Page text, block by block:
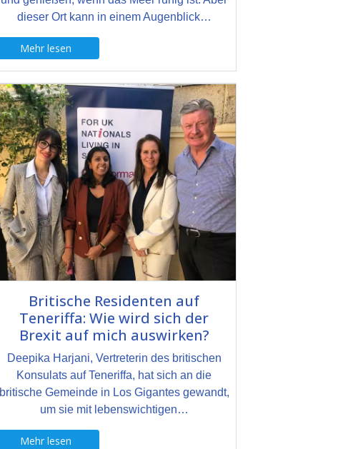
dieser Ort kann in einem Augenblick…
Mehr lesen
Britische Residenten auf
Teneriffa: Wie wird sich der
Brexit auf mich auswirken?
Deepika Harjani, Vertreterin des britischen
Konsulats auf Teneriffa, hat sich an die
britische Gemeinde in Los Gigantes gewandt,
um sie mit lebenswichtigen…
Mehr lesen